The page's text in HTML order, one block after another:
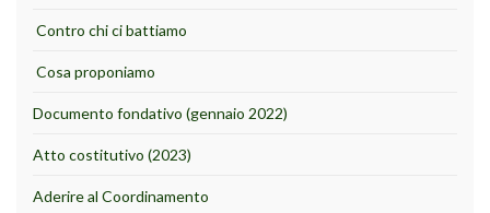
Contro chi ci battiamo
Cosa proponiamo
Documento fondativo (gennaio 2022)
Atto costitutivo (2023)
Aderire al Coordinamento